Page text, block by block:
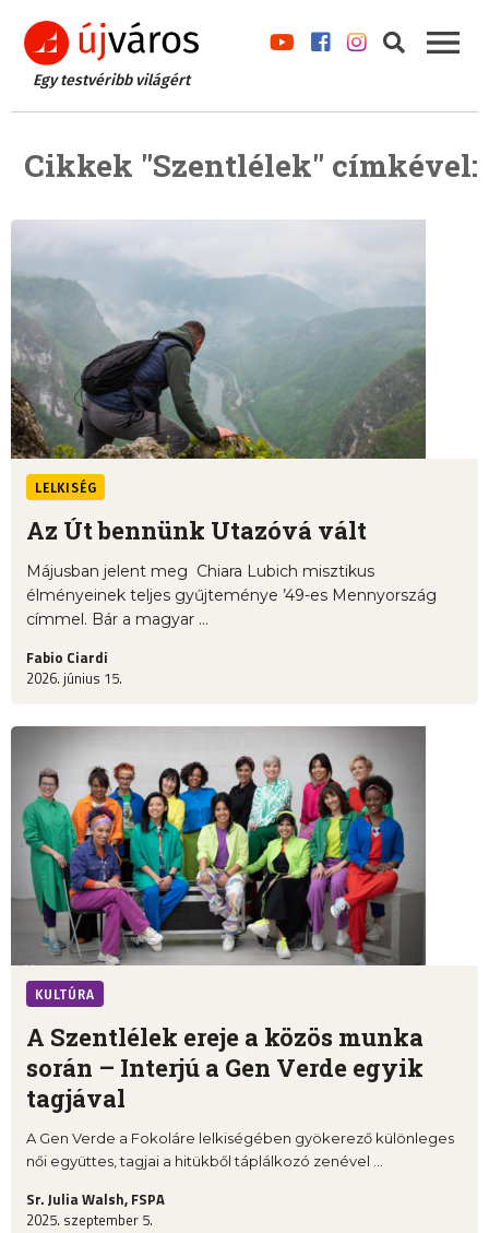
Egy testvéribb világért
Cikkek "Szentlélek" címkével:
LELKISÉG
Az Út bennünk Utazóvá vált
Májusban jelent meg Chiara Lubich misztikus
élményeinek teljes gyűjteménye ’49-es Mennyország
címmel. Bár a magyar ...
Fabio Ciardi
2026. június 15.
KULTÚRA
A Szentlélek ereje a közös munka
során – Interjú a Gen Verde egyik
tagjával
A Gen Verde a Fokoláre lelkiségében gyökerező különleges
női együttes, tagjai a hitükből táplálkozó zenével ...
Sr. Julia Walsh, FSPA
2025. szeptember 5.